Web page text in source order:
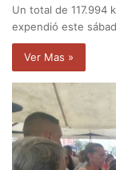
Un total de 117.994
expendió este
Ver Mas »